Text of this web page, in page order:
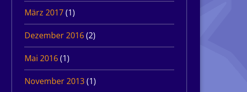
März 2017(1)
Dezember 2016(2)
Mai 2016(1)
November 2013(1)